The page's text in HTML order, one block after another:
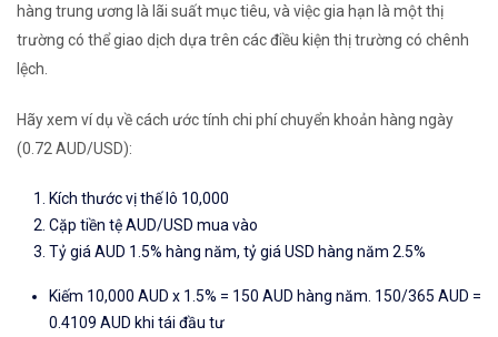
hàng trung ương là lãi suất mục tiêu, và việc gia hạn là một thị
trường có thể giao dịch dựa trên các điều kiện thị trường có chênh
lệch.
Hãy xem ví dụ về cách ước tính chi phí chuyển khoản hàng ngày
(0.72 AUD/USD):
Kích thước vị thế lô 10,000
Cặp tiền tệ AUD/USD mua vào
Tỷ giá AUD 1.5% hàng năm, tỷ giá USD hàng năm 2.5%
Kiếm 10,000 AUD x 1.5% = 150 AUD hàng năm. 150/365 AUD =
0.4109 AUD khi tái đầu tư